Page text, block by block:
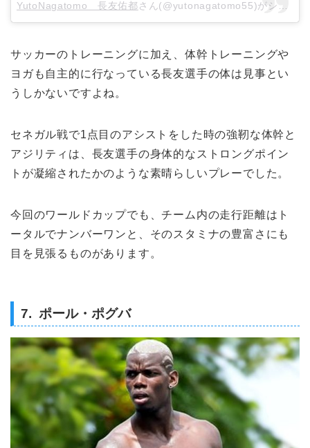
YutoNagatomo 長友佑都さん(@yutonagatomo55)がシェアした投稿 –
サッカーのトレーニングに加え、体幹トレーニングや
ヨガも自主的に行なっている長友選手の体は見事とい
うしかないですよね。
セネガル戦で1点目のアシストをした時の強靭な体幹と
アジリティは、長友選手の身体的なストロングポイン
トが凝縮されたかのような素晴らしいプレーでした。
今回のワールドカップでも、チーム内の走行距離はト
ータルでナンバーワンと、そのスタミナの豊富さにも
目を見張るものがあります。
7. ポール・ポグバ